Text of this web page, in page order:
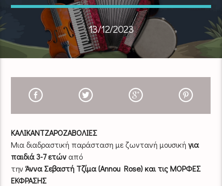
13/12/2023
ΚΑΛΙΚΑΝΤΖΑΡΟΖΑΒΟΛΙΕΣ
Μια διαδραστική παράσταση με ζωντανή μουσικήγια
παιδιά 3-7 ετών από
την Άννα Σεβαστή Τζίμα (Annou Rose) και τις ΜΟΡΦΕΣ
ΕΚΦΡΑΣΗΣ